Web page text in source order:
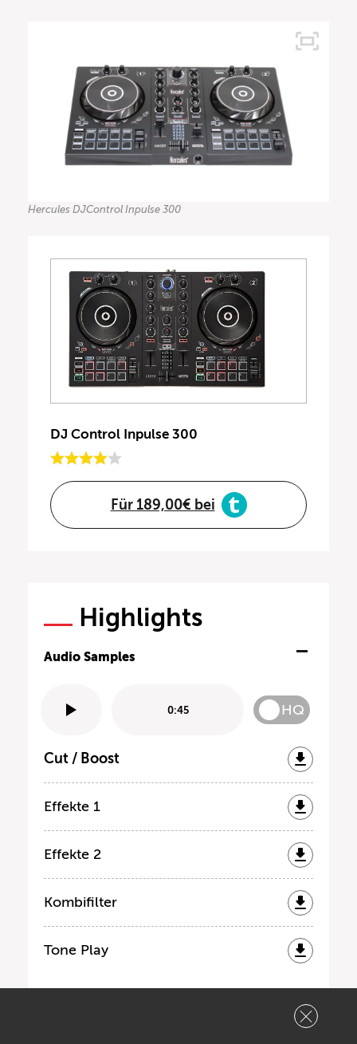
Hercules DJControl Inpulse 300
DJ Control Inpulse 300
Für 189,00€ bei
Highlights
Audio Samples
0:45 HQ
Cut / Boost
Effekte 1
Effekte 2
Kombifilter
Tone Play